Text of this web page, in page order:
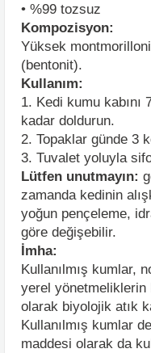
• %99 tozsuz
Kompozisyon:
Yüksek
(bentonit).
Kullanım:
1. Kedi kumu
kadar doldurun.
2. Topaklar günde 3
3. Tuvalet yoluyla
Lütfen unutmayın:
zamanda kedinin
yoğun pençeleme,
göre değişebilir.
İmha:
Kullanılmış kumlar,
yerel yönetmeliklerin
olarak biyolojik atık
Kullanılmış kumlar
maddesi olarak da